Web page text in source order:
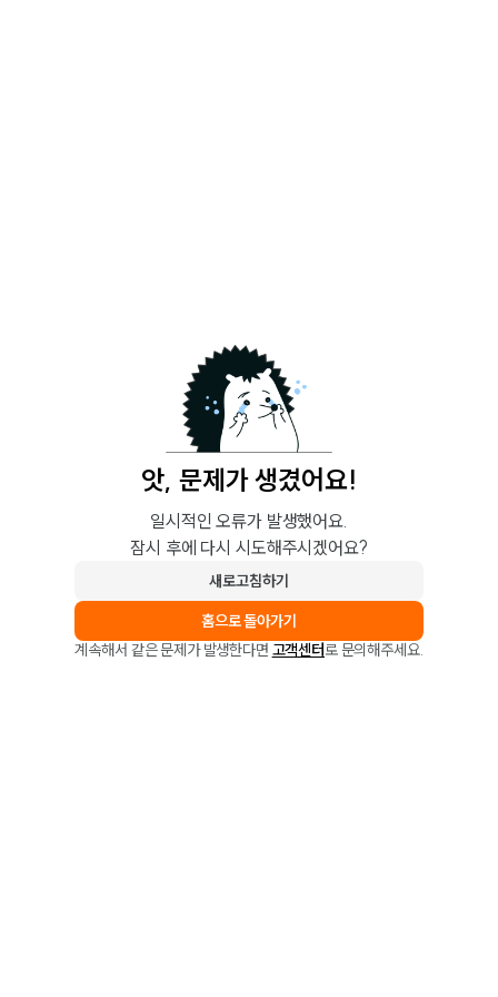
앗, 문제가 생겼어요!
일시적인 오류가 발생했어요.
잠시 후에 다시 시도해주시겠어요?
새로고침하기
홈으로 돌아가기
계속해서 같은 문제가 발생한다면 고객센터로 문의해주세요.